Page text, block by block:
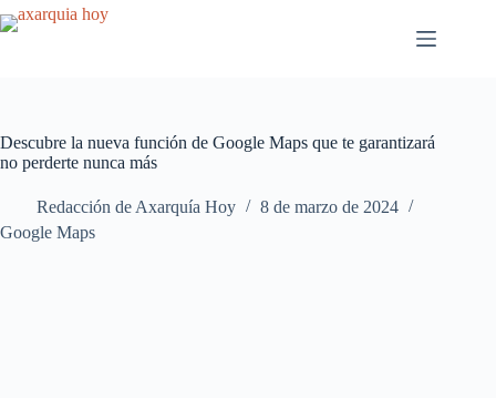
Saltar
al
Descubre la nueva función de Google Maps que te garantizará
no perderte nunca más
Redacción de Axarquía Hoy
8 de marzo de 2024
Google Maps